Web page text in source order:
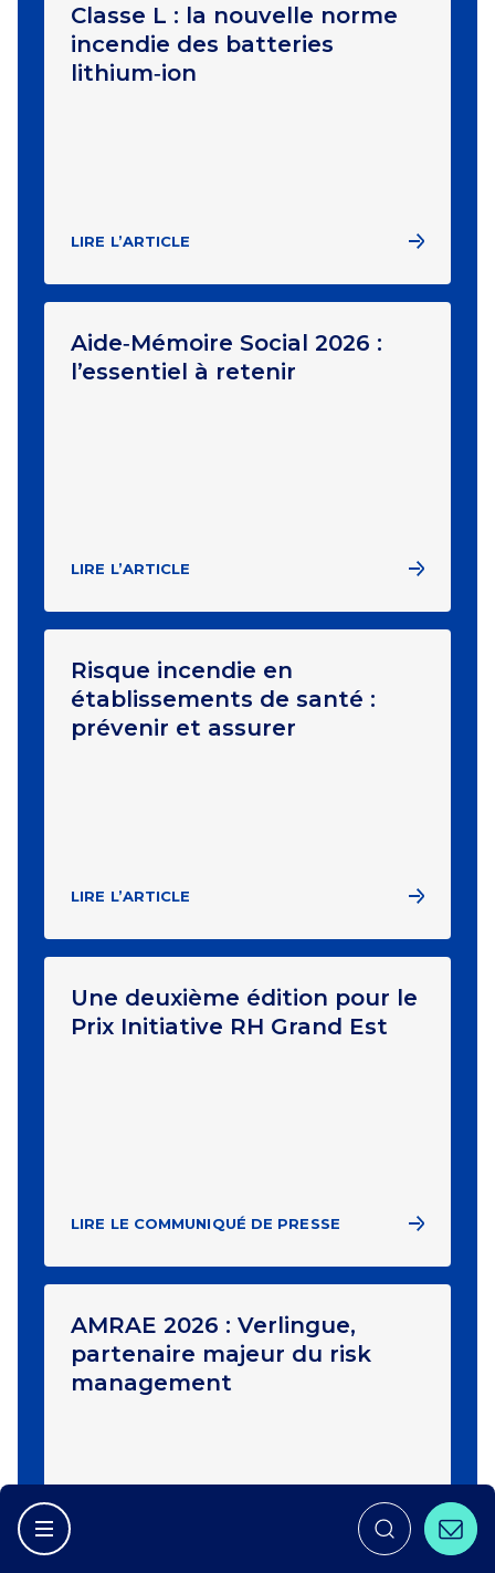
Afficher la navigation principale
Classe L : la nouvelle norme
incendie des batteries
lithium‑ion
LIRE L’ARTICLE
Aide‑Mémoire Social 2026 :
l’essentiel à retenir
LIRE L’ARTICLE
Risque incendie en
établissements de santé :
prévenir et assurer
LIRE L’ARTICLE
Une deuxième édition pour le
Prix Initiative RH Grand Est
LIRE LE COMMUNIQUÉ DE PRESSE
AMRAE 2026 : Verlingue,
partenaire majeur du risk
management